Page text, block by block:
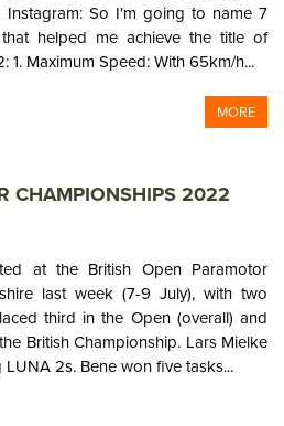
So I'm going to name 7
helped me achieve the title of
1. Maximum Speed: With 65km/h...
MORE
CHAMPIONSHIPS 2022
at the British Open Paramotor
last week (7-9 July), with two
third in the Open (overall) and
British Championship. Lars Mielke
2s. Bene won five tasks...